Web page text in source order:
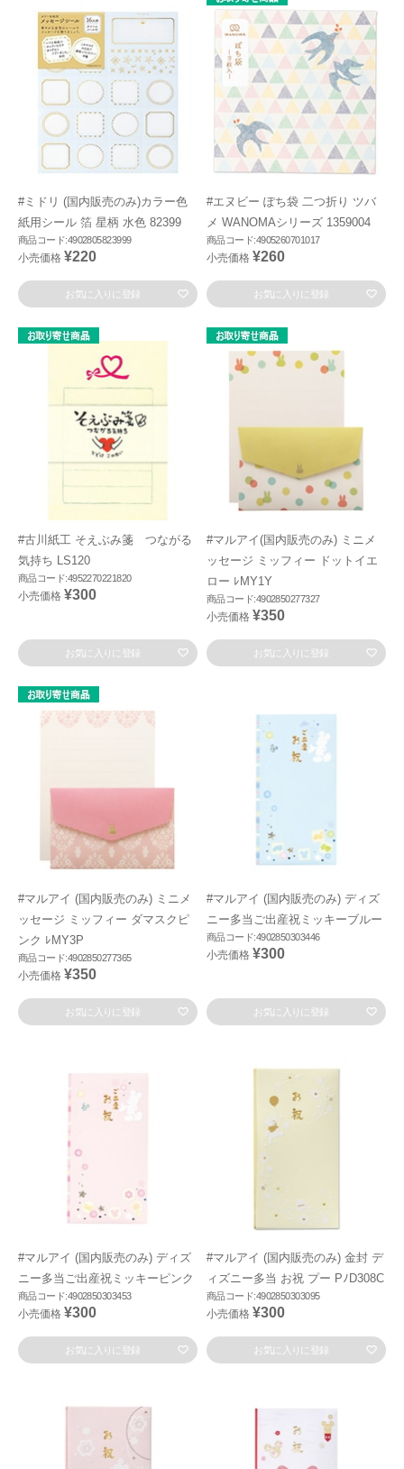
#ミドリ (国内販売のみ)カラー色
紙用シール 箔 星柄 水色 82399
商品コード:4902805823999
小売価格 ¥220
お気に入りに登録
#エヌビー ぽち袋 二つ折り ツバ
メ WANOMAシリーズ 1359004
商品コード:4905260701017
小売価格 ¥260
お気に入りに登録
#古川紙工 そえぶみ箋 つながる
気持ち LS120
商品コード:4952270221820
小売価格 ¥300
お気に入りに登録
#マルアイ(国内販売のみ) ミニメ
ッセージ ミッフィー ドットイエ
ロー ﾚMY1Y
商品コード:4902850277327
小売価格 ¥350
お気に入りに登録
#マルアイ (国内販売のみ) ミニメ
ッセージ ミッフィー ダマスクピ
ンク ﾚMY3P
商品コード:4902850277365
小売価格 ¥350
お気に入りに登録
#マルアイ (国内販売のみ) ディズ
ニー多当ご出産祝ミッキーブルー
商品コード:4902850303446
小売価格 ¥300
お気に入りに登録
#マルアイ (国内販売のみ) ディズ
ニー多当ご出産祝ミッキーピンク
商品コード:4902850303453
小売価格 ¥300
お気に入りに登録
#マルアイ (国内販売のみ) 金封 デ
ィズニー多当 お祝 プー PﾉD308C
商品コード:4902850303095
小売価格 ¥300
お気に入りに登録